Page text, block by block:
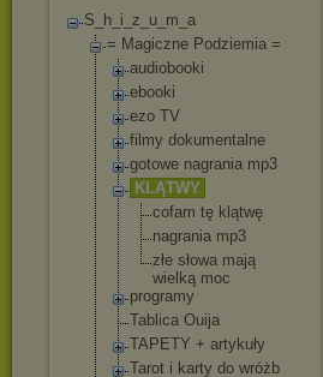
S_h_i_z_u_m_a
= Magiczne Podziemia =
audiobooki
ebooki
ezo TV
filmy dokumentalne
gotowe nagrania mp3
KLĄTWY
cofam tę klątwę
nagrania mp3
złe słowa mają
wielką moc
programy
Tablica Ouija
TAPETY + artykuły
Tarot i karty do wróżb